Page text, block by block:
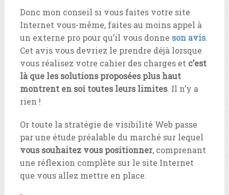
Donc mon conseil si vous faites votre site
Internet vous-même, faites au moins appel à
un externe pro pour qu’il vous donne son avis.
Cet avis vous devriez le prendre déjà lorsque
vous réalisez votre cahier des charges et c’est
là que les solutions proposées plus haut
montrent en soi toutes leurs limites. Il n’y a
rien !
Or toute la stratégie de visibilité Web passe
par une étude préalable du marché sur lequel
vous souhaitez vous positionner, comprenant
une réflexion complète sur le site Internet
que vous allez mettre en place.